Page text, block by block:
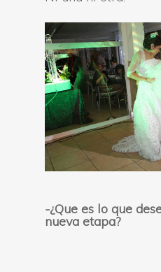
-¿Que es lo que
nueva etapa?